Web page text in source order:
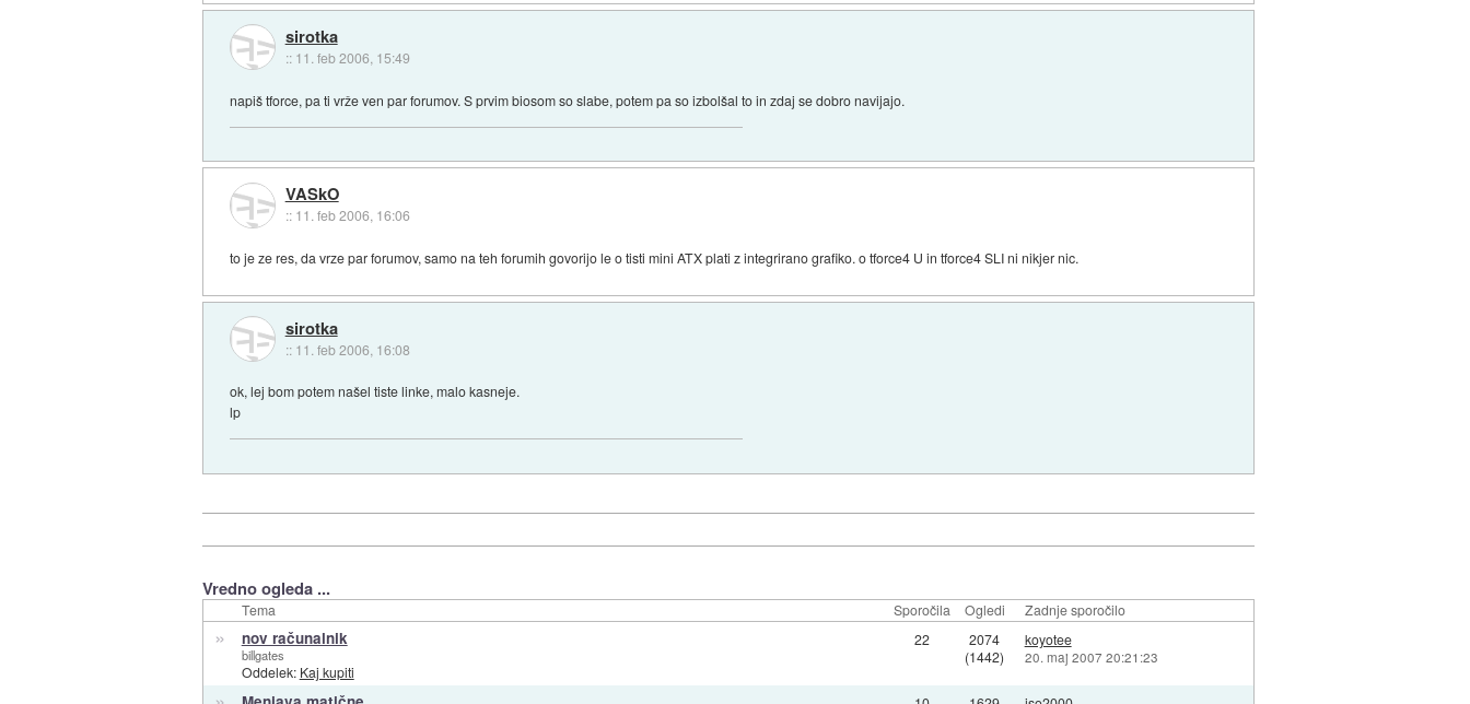
sirotka
:: 11. feb 2006, 15:49
napiš tforce, pa ti vrže ven par forumov. S prvim biosom so slabe, potem pa so izbolšal to in zdaj se dobro navijajo.
VASkO
:: 11. feb 2006, 16:06
to je ze res, da vrze par forumov, samo na teh forumih govorijo le o tisti mini ATX plati z integrirano grafiko. o tforce4 U in tforce4 SLI ni nikjer nic.
sirotka
:: 11. feb 2006, 16:08
ok, lej bom potem našel tiste linke, malo kasneje.
lp
Vredno ogleda ...
Tema Sporočila Ogledi Zadnje sporočilo
» nov računalnik
billgates
Oddelek: Kaj kupiti
22
2074
(1442)
koyotee
20. maj 2007 20:21:23